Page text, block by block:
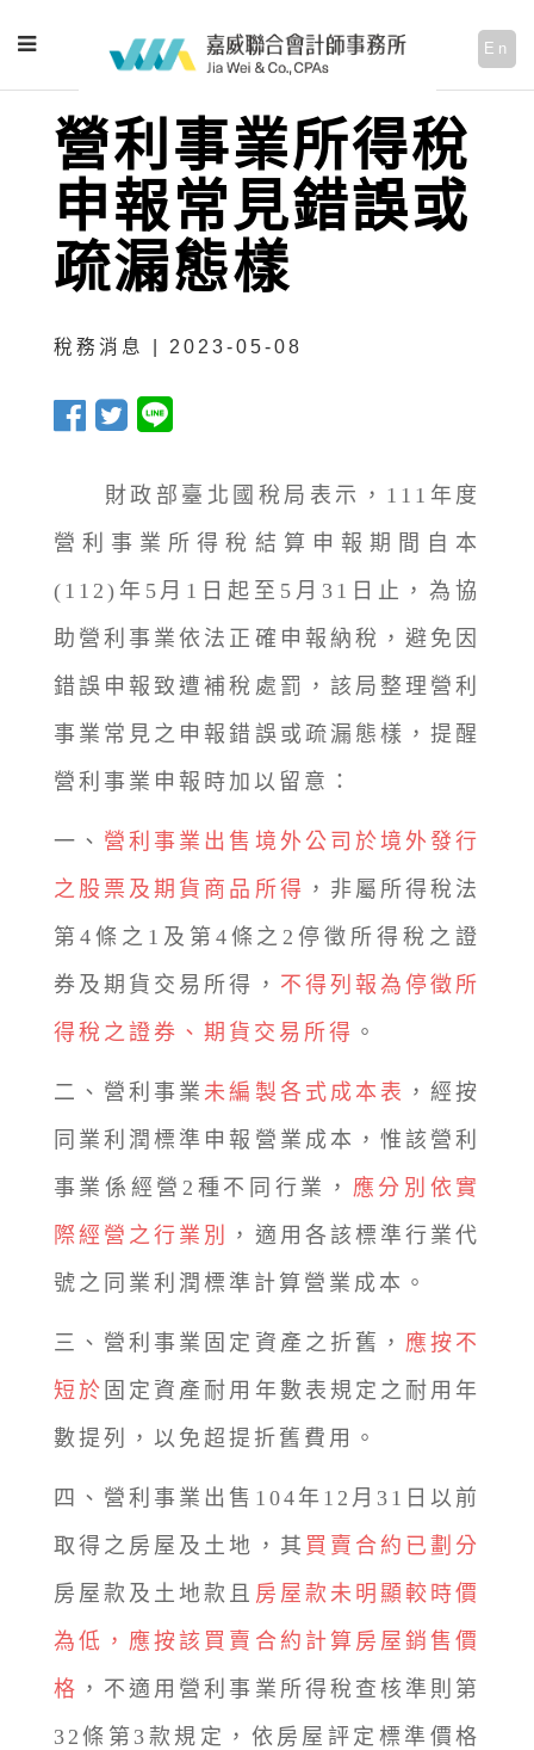
En
營利事業所得稅
申報常見錯誤或
疏漏態樣
稅務消息 | 2023-05-08
財政部臺北國稅局表示，111年度
營利事業所得稅結算申報期間自本
(112)年5月1日起至5月31日止，為協
助營利事業依法正確申報納稅，避免因
錯誤申報致遭補稅處罰，該局整理營利
事業常見之申報錯誤或疏漏態樣，提醒
營利事業申報時加以留意：
一、 營利事業出售境外公司於境外發行
之股票及期貨商品所得 ，非屬所得稅法
第4條之1及第4條之2停徵所得稅之證
券及期貨交易所得， 不得列報為停徵所
得稅之證券、期貨交易所得 。
二、營利事業 未編製各式成本表 ，經按
同業利潤標準申報營業成本，惟該營利
事業係經營2種不同行業， 應分別依實
際經營之行業別
，適用各該標準行業代
號之同業利潤標準計算營業成本。
三、營利事業固定資產之折舊， 應按不
短於 固定資產耐用年數表規定之耐用年
數提列，以免超提折舊費用。
四、營利事業出售104年12月31日以前
取得之房屋及土地，其 買賣合約已劃分
房屋款及土地款且 房屋款未明顯較時價
為低，應按該買賣合約計算房屋銷售價
格 ，不適用營利事業所得稅查核準則第
32條第3款規定，依房屋評定標準價格